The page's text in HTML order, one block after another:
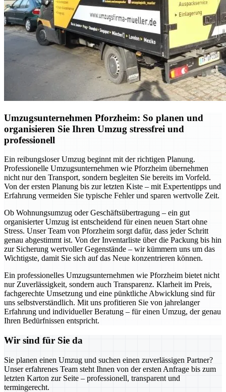
Umzugsunternehmen Pforzheim: So planen und
organisieren Sie Ihren Umzug stressfrei und
professionell
Ein reibungsloser Umzug beginnt mit der richtigen Planung.
Professionelle Umzugsunternehmen wie Pforzheim übernehmen
nicht nur den Transport, sondern begleiten Sie bereits im Vorfeld.
Von der ersten Planung bis zur letzten Kiste – mit Expertentipps und
Erfahrung vermeiden Sie typische Fehler und sparen wertvolle Zeit.
Ob Wohnungsumzug oder Geschäftsübertragung – ein gut
organisierter Umzug ist entscheidend für einen neuen Start ohne
Stress. Unser Team von Pforzheim sorgt dafür, dass jeder Schritt
genau abgestimmt ist. Von der Inventarliste über die Packung bis hin
zur Sicherung wertvoller Gegenstände – wir kümmern uns um das
Wichtigste, damit Sie sich auf das Neue konzentrieren können.
Ein professionelles Umzugsunternehmen wie Pforzheim bietet nicht
nur Zuverlässigkeit, sondern auch Transparenz. Klarheit im Preis,
fachgerechte Umsetzung und eine pünktliche Abwicklung sind für
uns selbstverständlich. Mit uns profitieren Sie von jahrelanger
Erfahrung und individueller Beratung – für einen Umzug, der genau
Ihren Bedürfnissen entspricht.
Wir sind für Sie da
Sie planen einen Umzug und suchen einen zuverlässigen Partner?
Unser erfahrenes Team steht Ihnen von der ersten Anfrage bis zum
letzten Karton zur Seite – professionell, transparent und
termingerecht.